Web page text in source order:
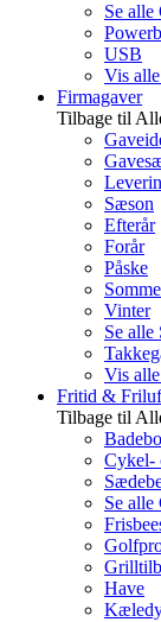
Se alle
USB
Vis
Firmagaver
Tilbage til
Sæson
Efterår
Forår
Påske
Vinter
Se alle
Vis
Fritid &
Tilbage til
Cykel-
Se
Have